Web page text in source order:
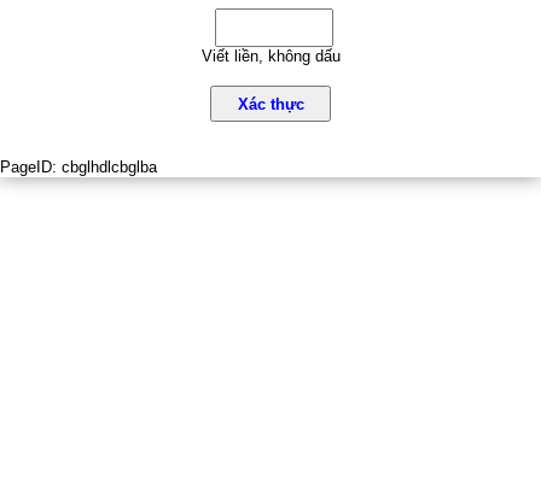
Viết liền, không dấu
Xác thực
PageID: cbglhdlcbglba